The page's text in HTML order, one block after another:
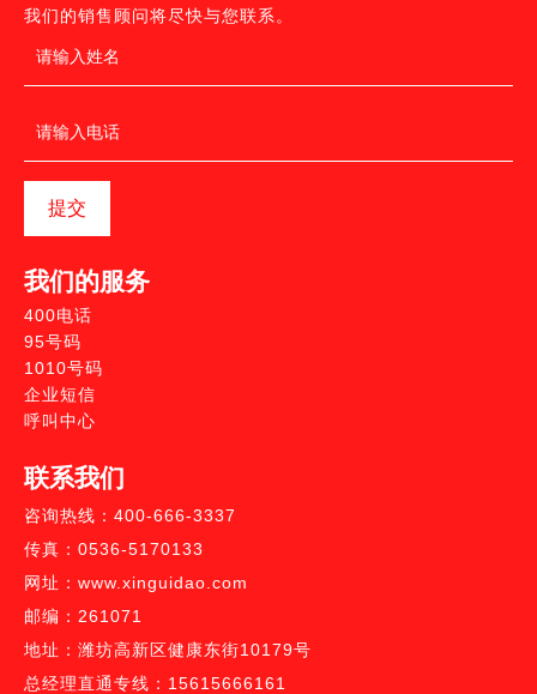
我们的销售顾问将尽快与您联系。
提交
我们的服务
400电话
95号码
1010号码
企业短信
呼叫中心
联系我们
咨询热线：400-666-3337
传真：0536-5170133
网址：www.xinguidao.com
邮编：261071
地址：潍坊高新区健康东街10179号
总经理直通专线：15615666161